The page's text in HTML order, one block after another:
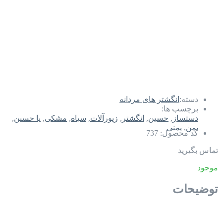
دسته: انگشتر های مردانه
برچسب ها:
دستساز , حسین, انگشتر , زیورآلات, سیاه, مشکی, یا حسین,
یمن, یمنی
کد محصول: 737
تماس بگیرید
موجود
توضیحات